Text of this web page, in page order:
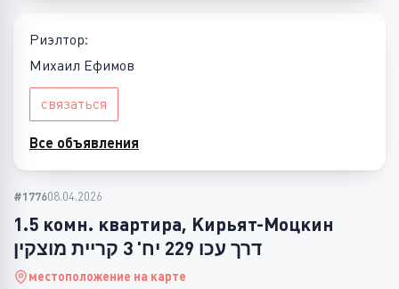
Риэлтор:
Михаил Ефимов
связаться
Все объявления
#177608.04.2026
1.5 комн. квартира, Кирьят-Моцкин
דרך עכו 229 יח' 3 קריית מוצקין
местоположение на карте